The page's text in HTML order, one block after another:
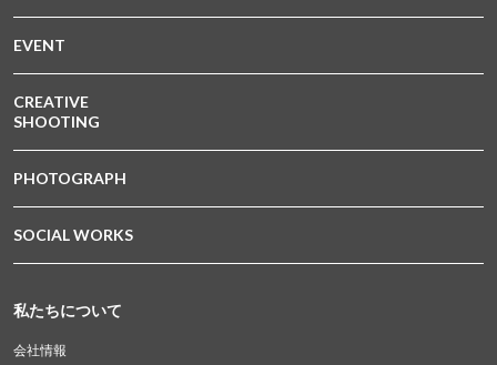
EVENT
CREATIVE
SHOOTING
PHOTOGRAPH
SOCIAL WORKS
私たちについて
会社情報